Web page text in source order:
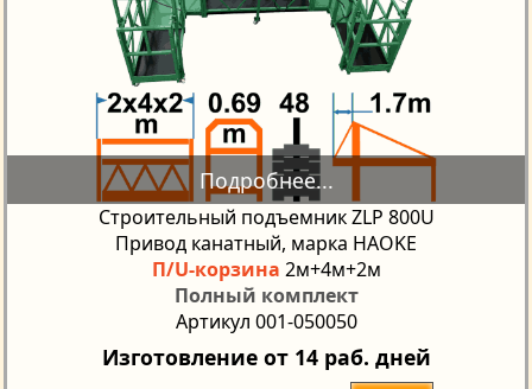
Строительный подъемник ZLP 800U
Привод канатный, марка HAOKE
П/U-корзина 2м+4м+2м
Полный комплект
Артикул 001-050050
Изготовление от 14 раб. дней